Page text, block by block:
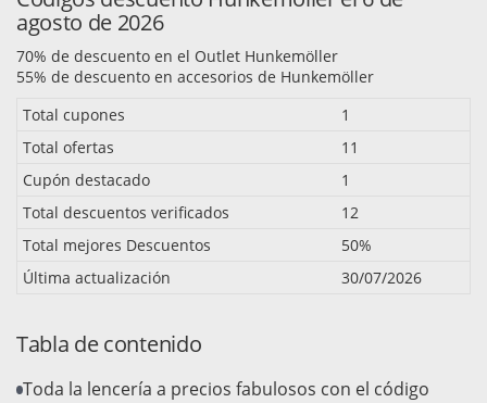
agosto de 2026
70% de descuento en el Outlet Hunkemöller
55% de descuento en accesorios de Hunkemöller
Total cupones
1
Total ofertas
11
Cupón destacado
1
Total descuentos verificados
12
Total mejores Descuentos
50%
Última actualización
30/07/2026
Tabla de contenido
Toda la lencería a precios fabulosos con el código